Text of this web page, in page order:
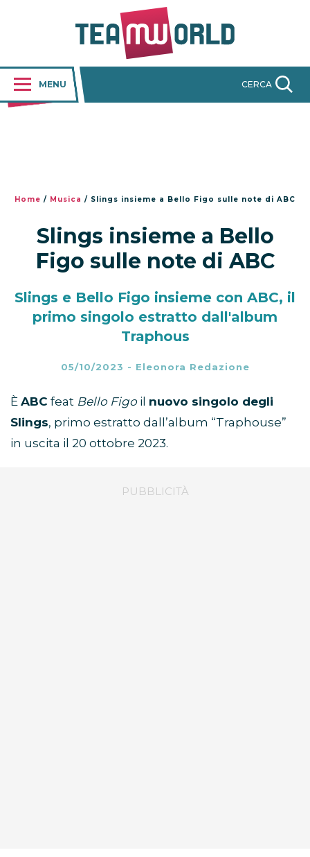
MENU CERCA
Home / Musica / Slings insieme a Bello Figo sulle note di ABC
Slings insieme a Bello
Figo sulle note di ABC
Slings e Bello Figo insieme con ABC, il
primo singolo estratto dall'album
Traphous
05/10/2023 - Eleonora Redazione
È ABC feat Bello Figoil nuovo singolo degli
Slings, primo estratto dall’album “Traphouse”
in uscita il 20 ottobre 2023.